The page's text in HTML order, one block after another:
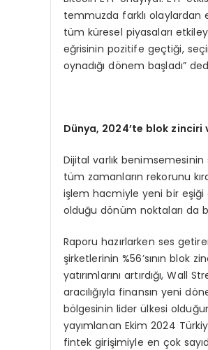
temmuzda farklı olaylardan
tüm küresel piyasaları
eğrisinin pozitife geçtiği,
oynadığı dönem başladı”
Dünya, 2024’te blok zinciri
Dijital varlık
tüm zamanların rekorunu
işlem hacmiyle yeni bir eşiği
olduğu dönüm noktaları da
Raporu hazırlarken ses
şirketlerinin %56’sının blok
yatırımlarını artırdığı,
aracılığıyla finansın yeni
bölgesinin lider ülkesi
yayımlanan Ekim 2024
fintek girişimiyle en çok